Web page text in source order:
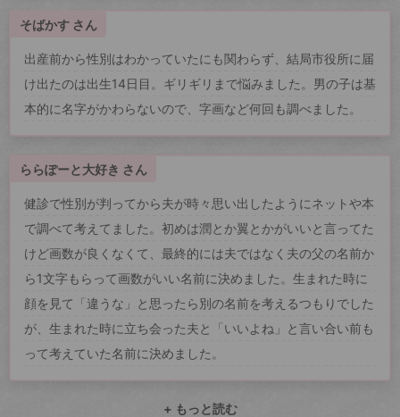
そばかす さん
出産前から性別はわかっていたにも関わらず、結局市役所に届
け出たのは出生14日目。ギリギリまで悩みました。男の子は基
本的に名字がかわらないので、字画など何回も調べました。
ららぽーと大好き さん
健診で性別が判ってから夫が時々思い出したようにネットや本
で調べて考えてました。初めは潤とか翼とかがいいと言ってた
けど画数が良くなくて、最終的には夫ではなく夫の父の名前か
ら1文字もらって画数がいい名前に決めました。生まれた時に
顔を見て「違うな」と思ったら別の名前を考えるつもりでした
が、生まれた時に立ち会った夫と「いいよね」と言い合い前も
って考えていた名前に決めました。
+ もっと読む